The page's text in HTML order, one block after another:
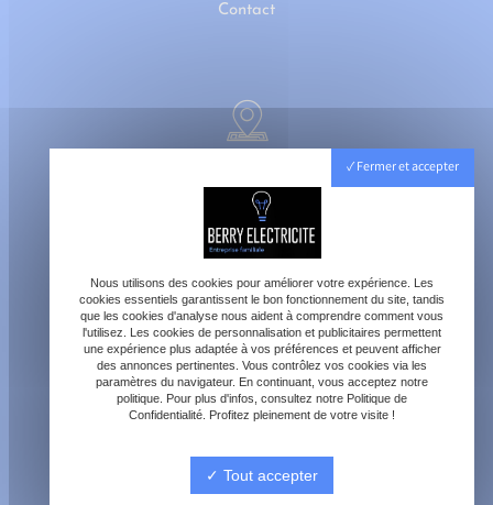
Contact
contact@berry-electricite.fr
06 70 40 09 29
Fermer et accepter
Nous utilisons des cookies pour améliorer votre expérience. Les
cookies essentiels garantissent le bon fonctionnement du site, tandis
que les cookies d'analyse nous aident à comprendre comment vous
l'utilisez. Les cookies de personnalisation et publicitaires permettent
une expérience plus adaptée à vos préférences et peuvent afficher
des annonces pertinentes. Vous contrôlez vos cookies via les
paramètres du navigateur. En continuant, vous acceptez notre
politique. Pour plus d'infos, consultez notre Politique de
Confidentialité. Profitez pleinement de votre visite !
Tout accepter